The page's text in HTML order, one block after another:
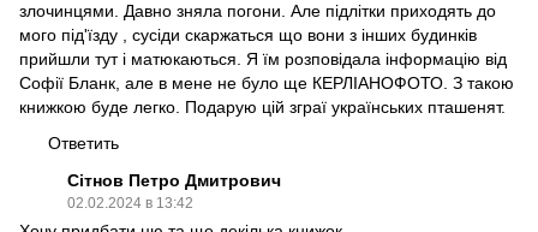
злочинцями. Давно зняла погони. Але підлітки приходять до
мого під'їзду , сусіди скаржаться що вони з інших будинків
прийшли тут і матюкаються. Я їм розповідала інформацію від
Софії Бланк, але в мене не було ще КЕРЛІАНОФОТО. З такою
книжкою буде легко. Подарую цій зграї українських пташенят.
Ответить
Сітнов Петро Дмитрович
02.02.2024 в 13:42